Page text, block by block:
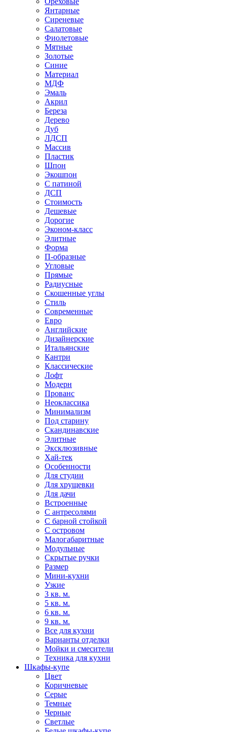
Янтарные
Сиреневые
Салатовые
Фиолетовые
Мятные
Золотые
Синие
Материал
МДФ
Эмаль
Акрил
Береза
Дерево
Дуб
ЛДСП
Массив
Пластик
Шпон
Экошпон
С патиной
ДСП
Стоимость
Дешевые
Дорогие
Эконом-класс
Элитные
Форма
П-образные
Угловые
Прямые
Радиусные
Скошенные углы
Стиль
Современные
Евро
Английские
Дизайнерские
Итальянские
Кантри
Классические
Лофт
Модерн
Прованс
Неоклассика
Минимализм
Под старину
Скандинавские
Элитные
Эксклюзивные
Хай-тек
Особенности
Для студии
Для хрущевки
Для дачи
Встроенные
С антресолями
С барной стойкой
С островом
Малогабаритные
Модульные
Скрытые ручки
Размер
Мини-кухни
Узкие
3 кв. м.
5 кв. м.
6 кв. м.
9 кв. м.
Все для кухни
Варианты отделки
Мойки и смесители
Техника для кухни
Шкафы-купе
Цвет
Коричневые
Серые
Темные
Черные
Светлые